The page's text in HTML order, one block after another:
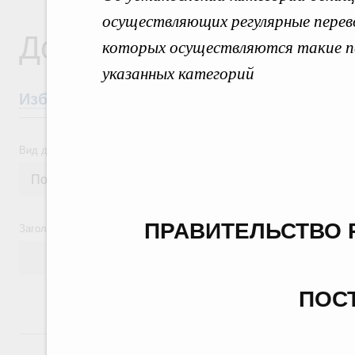
осуществляющих регулярные
которых осуществляются такие
указанных категорий
Документы
Избранные документы со справками к
Вид документа
Заголовок или текст документа